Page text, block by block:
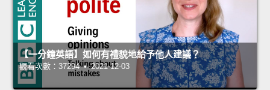
【一分鐘英語】如何有禮貌地給予他人建議？
觀看次數：37294 • 2021-12-03